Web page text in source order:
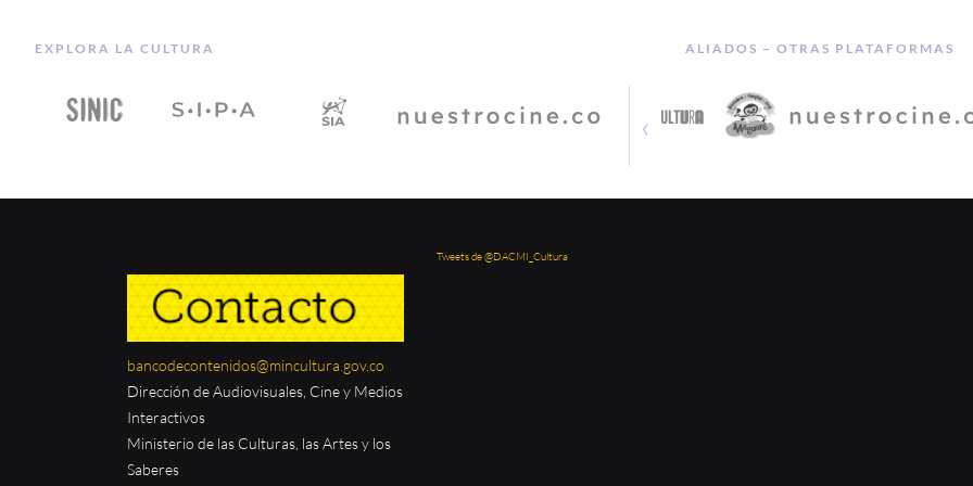
EXPLORA LA CULTURA ALIADOS − OTRAS PLATAFORMAS
‹
bancodecontenidos@mincultura.gov.co
Dirección de Audiovisuales, Cine y Medios
Interactivos
Ministerio de las Culturas, las Artes y los
Saberes
Tweets de @DACMI_Cultura